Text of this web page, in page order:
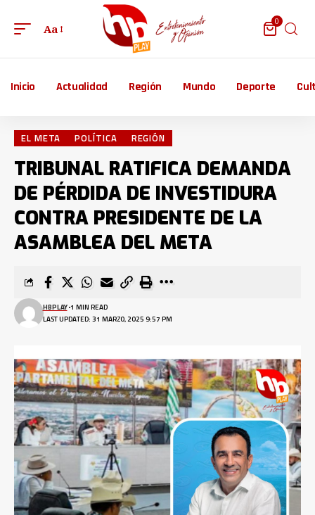
Aa
0
Inicio Actualidad Región Mundo Deporte
EL META POLÍTICA REGIÓN
TRIBUNAL RATIFICA DEMANDA
DE PÉRDIDA DE INVESTIDURA
CONTRA PRESIDENTE DE LA
ASAMBLEA DEL META
LAST UPDATED: 31 MARZO, 2025 9:57 PM
HBPLAY 1 MIN READ